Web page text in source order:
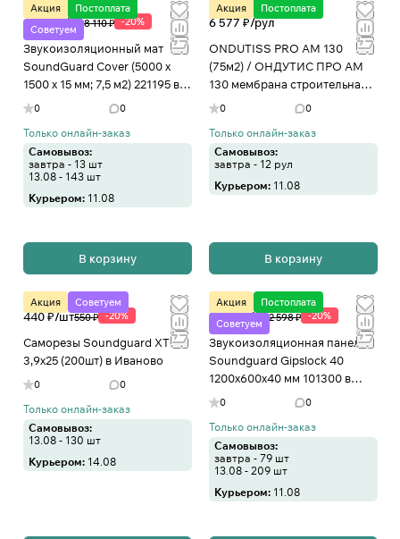
Акция
Постоплата
Советуем
6 488 ₽/шт8 110 ₽ -20%
Звукоизоляционный мат
SoundGuard Cover (5000 х
1500 х 15 мм; 7,5 м2) 221195 в
Иваново
0 0
Только онлайн-заказ
Самовывоз:
завтра - 13 шт
13.08 - 143 шт
Курьером: 11.08
В корзину
Акция Постоплата
6 577 ₽/рул
ONDUTISS PRO AM 130
(75м2) / ОНДУТИС ПРО АМ
130 мембрана строительная
супердиффузионная в
0 0
Только онлайн-заказ
Самовывоз:
завтра - 12 рул
Курьером: 11.08
В корзину
Акция Советуем
440 ₽/шт550 ₽ -20%
Саморезы Soundguard XTN
3,9x25 (200шт) в Иваново
0 0
Только онлайн-заказ
Самовывоз:
13.08 - 130 шт
Курьером: 14.08
Акция
Постоплата
Советуем
2 079 ₽/шт2 598 ₽ -20%
Звукоизоляционная панель
Soundguard Gipslock 40
1200x600x40 мм 101300 в
Иваново
0 0
Только онлайн-заказ
Самовывоз:
завтра - 79 шт
13.08 - 209 шт
Курьером: 11.08